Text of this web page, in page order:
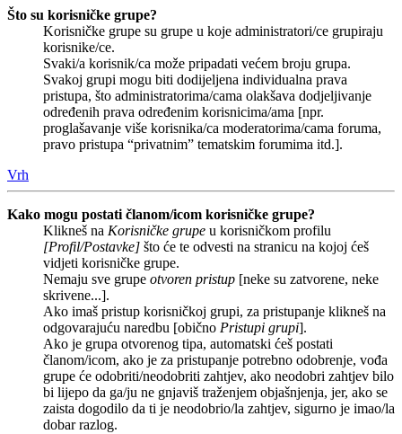
Što su korisničke grupe?
Korisničke grupe su grupe u koje administratori/ce grupiraju
korisnike/ce.
Svaki/a korisnik/ca može pripadati većem broju grupa.
Svakoj grupi mogu biti dodijeljena individualna prava
pristupa, što administratorima/cama olakšava dodjeljivanje
određenih prava određenim korisnicima/ama [npr.
proglašavanje više korisnika/ca moderatorima/cama foruma,
pravo pristupa “privatnim” tematskim forumima itd.].
Vrh
Kako mogu postati članom/icom korisničke grupe?
Klikneš na Korisničke grupe u korisničkom profilu
[Profil/Postavke] što će te odvesti na stranicu na kojoj ćeš
vidjeti korisničke grupe.
Nemaju sve grupe otvoren pristup [neke su zatvorene, neke
skrivene...].
Ako imaš pristup korisničkoj grupi, za pristupanje klikneš na
odgovarajuću naredbu [obično Pristupi grupi].
Ako je grupa otvorenog tipa, automatski ćeš postati
članom/icom, ako je za pristupanje potrebno odobrenje, vođa
grupe će odobriti/neodobriti zahtjev, ako neodobri zahtjev bilo
bi lijepo da ga/ju ne gnjaviš traženjem objašnjenja, jer, ako se
zaista dogodilo da ti je neodobrio/la zahtjev, sigurno je imao/la
dobar razlog.